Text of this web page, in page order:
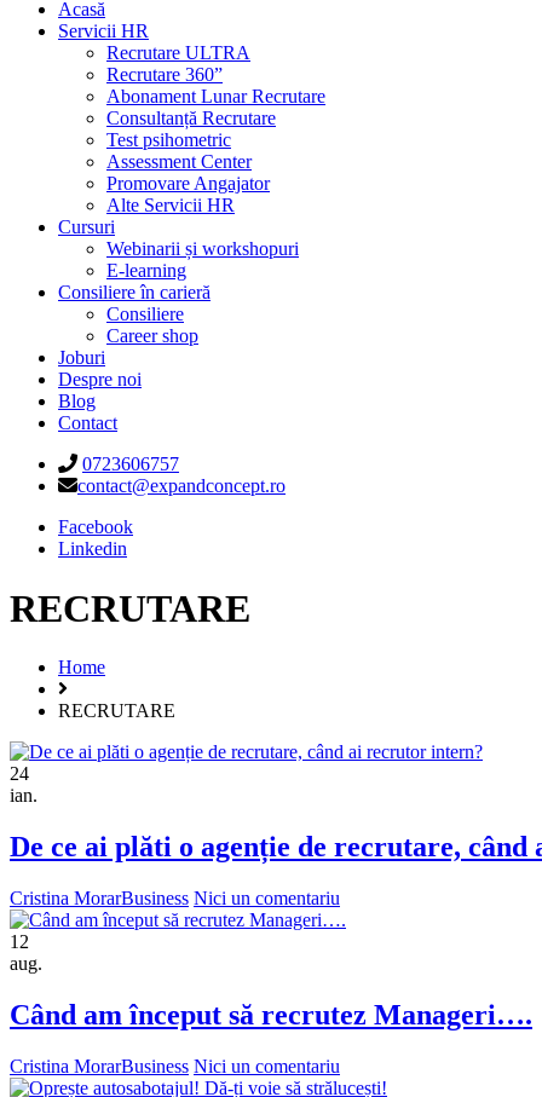
Acasă
Servicii HR
Recrutare ULTRA
Recrutare 360”
Abonament Lunar Recrutare
Consultanță Recrutare
Test psihometric
Assessment Center
Promovare Angajator
Alte Servicii HR
Cursuri
Webinarii și workshopuri
E-learning
Consiliere în carieră
Consiliere
Career shop
Joburi
Despre noi
Blog
Contact
0723606757
contact@expandconcept.ro
Facebook
Linkedin
RECRUTARE
Home
RECRUTARE
24
ian.
De ce ai plăti o agenție de recrutare,
Cristina MorarBusiness Nici un comentariu
12
aug.
Când am început să recrutez Manageri….
Cristina MorarBusiness Nici un comentariu